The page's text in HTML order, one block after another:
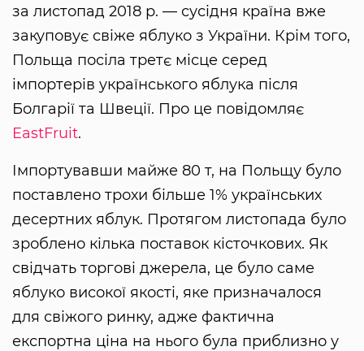
за листопад 2018 р. — сусідня країна вже
закуповує свіже яблуко з України. Крім того,
Польща посіла третє місце серед
імпортерів українського яблука після
Болгарії та Швеції. Про це повідомляє
EastFruit.
Імпортувавши майже 80 т, на Польщу було
поставлено трохи більше 1% українських
десертних яблук. Протягом листопада було
зроблено кілька поставок кісточкових. Як
свідчать торгові джерела, це було саме
яблуко високої якості, яке призначалося
для свіжого ринку, адже фактична
експортна ціна на нього була приблизно у